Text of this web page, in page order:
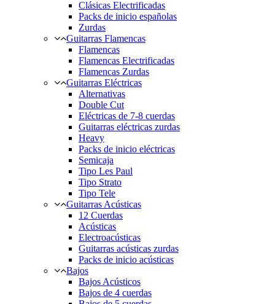
Clásicas Electrificadas
Packs de inicio españolas
Zurdas
Guitarras Flamencas
Flamencas
Flamencas Electrificadas
Flamencas Zurdas
Guitarras Eléctricas
Alternativas
Double Cut
Eléctricas de 7-8 cuerdas
Guitarras eléctricas zurdas
Heavy
Packs de inicio eléctricas
Semicaja
Tipo Les Paul
Tipo Strato
Tipo Tele
Guitarras Acústicas
12 Cuerdas
Acústicas
Electroacústicas
Guitarras acústicas zurdas
Packs de inicio acústicas
Bajos
Bajos Acústicos
Bajos de 4 cuerdas